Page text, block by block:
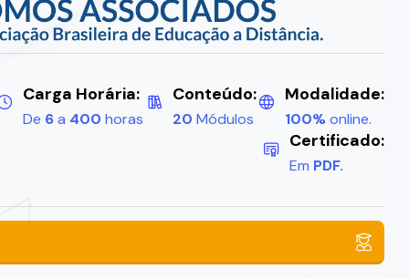
Carga Horária:
De 6a 400 horas
Conteúdo:
20 Módulos
Modalidade:
100%online.
Certificado:
Em PDF.